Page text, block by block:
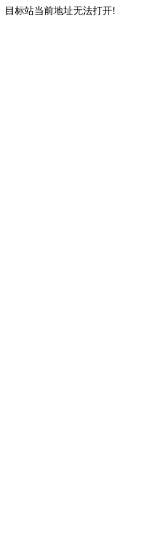
目标站当前地址无法打开!